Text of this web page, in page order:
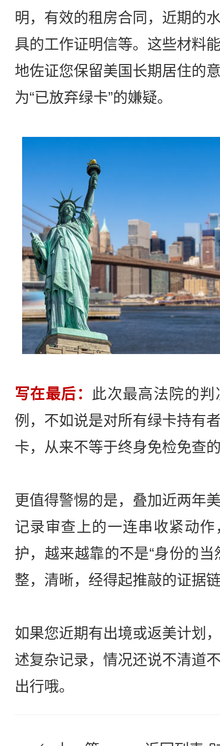
明，有效的租房合同，近期的
具的工作证明信等。这些材料
地佐证您保留美国长期居住的
为“已放弃绿卡”的嫌疑。
写在最后： 此次最高法院的
例，不如说是对所有绿卡持有
卡，从来不等于终身免检免查
更值得警惕的是，叠加近两年
记录审查上的一连串收紧动
护，越来越靠的不是“身份的当
整，清晰，经得起推敲的证据
如果您近期有出境或返美计划
述复杂记录，情况还说不清道
出行哦。